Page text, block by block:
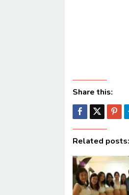
Share this:
Related posts: